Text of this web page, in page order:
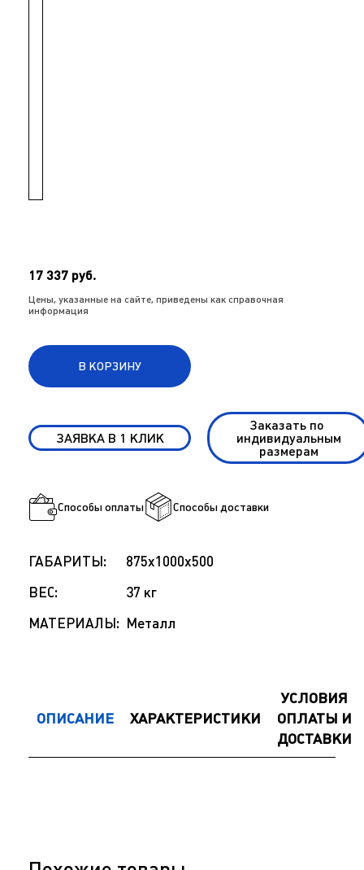
17 337 руб.
Цены, указанные на сайте, приведены как справочная
информация
В КОРЗИНУ
ЗАЯВКА В 1 КЛИК
Заказать по
индивидуальным
размерам
Способы оплаты Способы доставки
ГАБАРИТЫ:
875x1000x500
ВЕС:
37 кг
МАТЕРИАЛЫ: Металл
ОПИСАНИЕ ХАРАКТЕРИСТИКИ
УСЛОВИЯ
ОПЛАТЫ И
ДОСТАВКИ